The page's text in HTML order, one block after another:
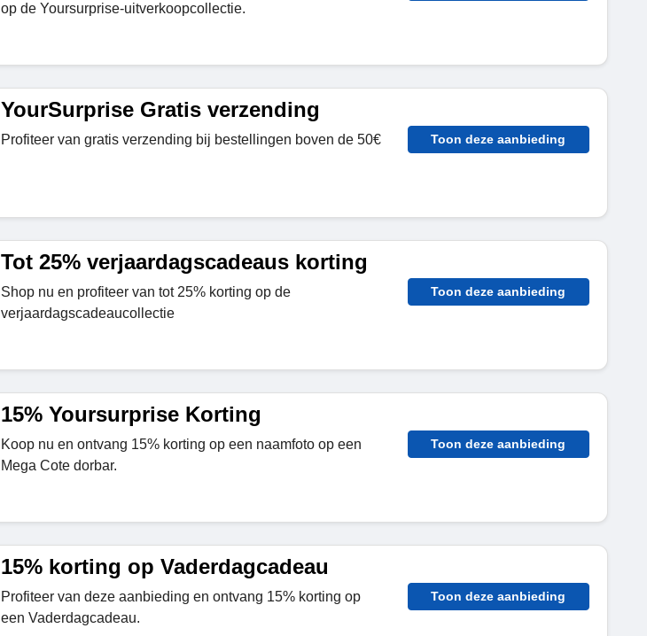
op de Yoursurprise-uitverkoopcollectie.
YourSurprise Gratis verzending
Profiteer van gratis verzending bij bestellingen boven de 50€ Toon deze aanbieding
Tot 25% verjaardagscadeaus korting
Shop nu en profiteer van tot 25% korting op de
verjaardagscadeaucollectie
Toon deze aanbieding
15% Yoursurprise Korting
Koop nu en ontvang 15% korting op een naamfoto op een
Mega Cote dorbar.
Toon deze aanbieding
15% korting op Vaderdagcadeau
Profiteer van deze aanbieding en ontvang 15% korting op
een Vaderdagcadeau.
Toon deze aanbieding